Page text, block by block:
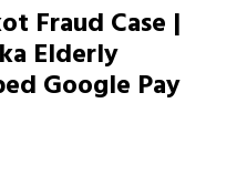
Fraud Case |
Elderly
Google Pay